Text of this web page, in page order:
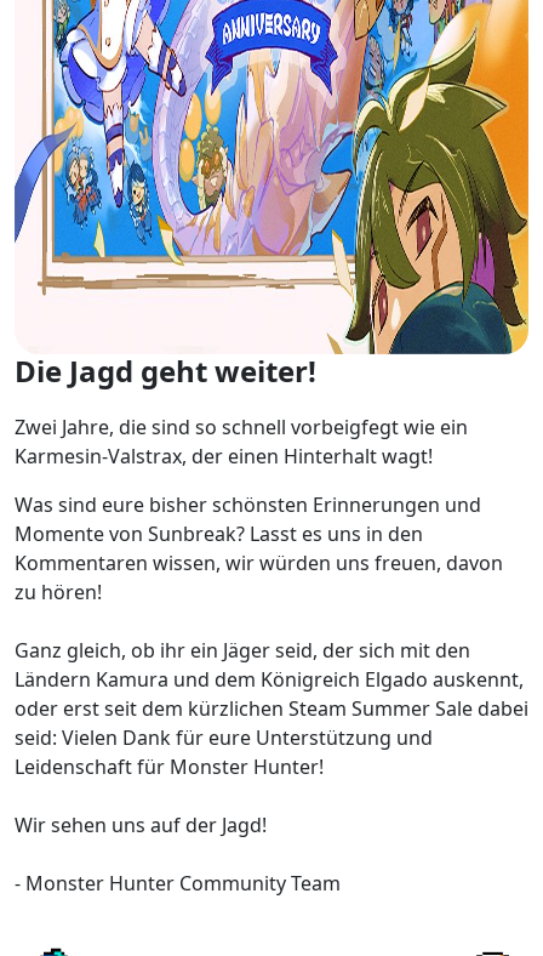
Die Jagd geht weiter!
Zwei Jahre, die sind so schnell vorbeigfegt wie ein
Karmesin-Valstrax, der einen Hinterhalt wagt!
Was sind eure bisher schönsten Erinnerungen und
Momente von Sunbreak? Lasst es uns in den
Kommentaren wissen, wir würden uns freuen, davon
zu hören!
Ganz gleich, ob ihr ein Jäger seid, der sich mit den
Ländern Kamura und dem Königreich Elgado auskennt,
oder erst seit dem kürzlichen Steam Summer Sale dabei
seid: Vielen Dank für eure Unterstützung und
Leidenschaft für Monster Hunter!
Wir sehen uns auf der Jagd!
- Monster Hunter Community Team